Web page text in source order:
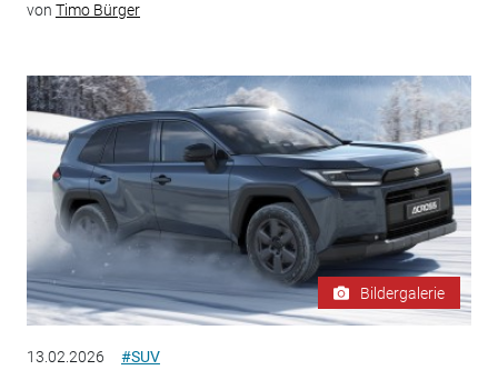
von Timo Bürger
Bildergalerie
13.02.2026 #SUV